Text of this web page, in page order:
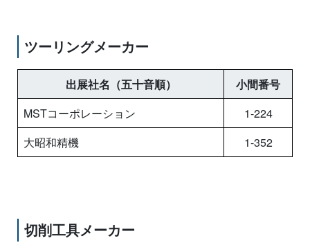
ツーリングメーカー
出展社名（五十音順）
小間番号
MSTコーポレーション
1-224
大昭和精機
1-352
切削工具メーカー